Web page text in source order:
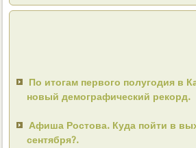
По итогам первого полугодия в
новый демографический рекорд.
Афиша Ростова. Куда пойти в
сентября?.